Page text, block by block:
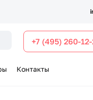
+7 (495) 260-
Контакты